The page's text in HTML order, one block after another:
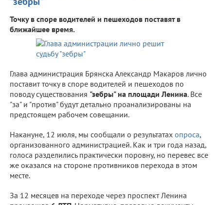
Точку в споре водителей и пешеходов поставят в
ближайшее время.
Глава администрация Брянска Александр Макаров лично
поставит точку в споре водителей и пешеходов по
поводу существования "зебры" на площади Ленина. Все
"за" и "против" будут детально проанализированы на
предстоящем рабочем совещании.
Накануне, 12 июля, мы сообщали о результатах опроса,
организованного администрацией. Как и три года назад,
голоса разделились практически поровну, но перевес все
же оказался на стороне противников перехода в этом
месте.
За 12 месяцев на переходе через проспект Ленина